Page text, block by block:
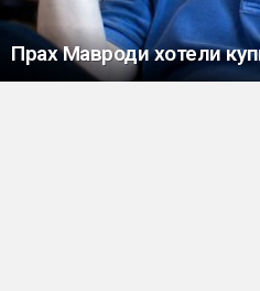
Прах Мавроди хотели